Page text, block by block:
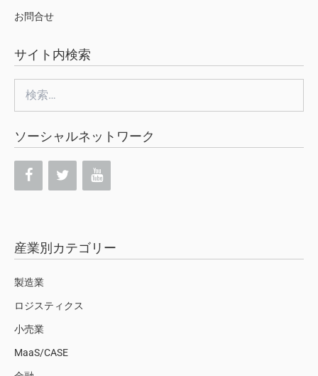
お問合せ
サイト内検索
索:
ソーシャルネットワーク
産業別カテゴリー
製造業
ロジスティクス
小売業
MaaS/CASE